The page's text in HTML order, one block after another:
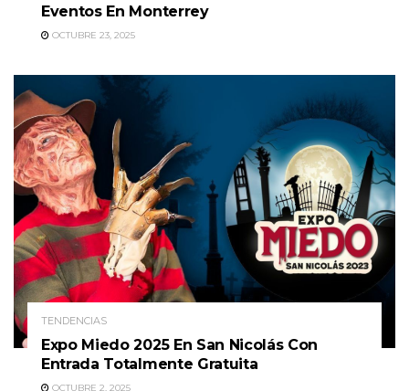
Eventos En Monterrey
OCTUBRE 23, 2025
TENDENCIAS
Expo Miedo 2025 En San Nicolás Con
Entrada Totalmente Gratuita
OCTUBRE 2, 2025